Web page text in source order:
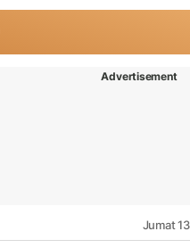
Advertisement
Jumat